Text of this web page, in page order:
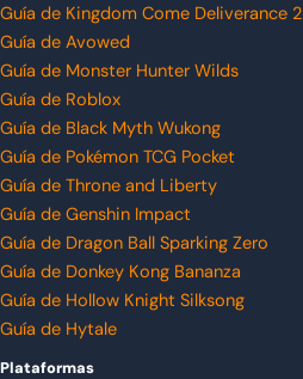
Guía de Kingdom Come Deliverance 2
Guía de Avowed
Guía de Monster Hunter Wilds
Guía de Roblox
Guía de Black Myth Wukong
Guía de Pokémon TCG Pocket
Guía de Throne and Liberty
Guía de Genshin Impact
Guía de Dragon Ball Sparking Zero
Guía de Donkey Kong Bananza
Guía de Hollow Knight Silksong
Guía de Hytale
Plataformas